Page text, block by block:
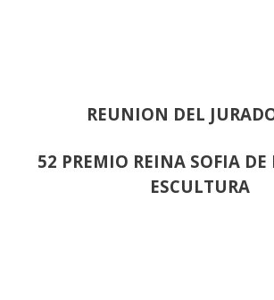
REUNION DEL
52 PREMIO REINA SOFIA
ESCULTURA